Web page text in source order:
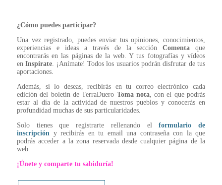
¿Cómo puedes participar?
Una vez registrado, puedes enviar tus opiniones, conocimientos,
experiencias e ideas a través de la sección Comenta que
encontrarás en las páginas de la web. Y tus fotografías y vídeos
enInspírate. ¡Anímate! Todos los usuarios podrán disfrutar de tus
aportaciones.
Además, si lo deseas, recibirás en tu correo electrónico cada
edición del boletín de TerraDuero Toma nota, con el que podrás
estar al día de la actividad de nuestros pueblos y conocerás en
profundidad muchas de sus particularidades.
Solo tienes que registrarte rellenando el
formulario de
inscripción y recibirás en tu email una contraseña con la que
podrás acceder a la zona reservada desde cualquier página de la
web.
¡Únete y comparte tu sabiduría!